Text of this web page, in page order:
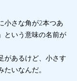
小さな角が2本つあ
という意味の名前が
があるけど、小さす
いなんだ。